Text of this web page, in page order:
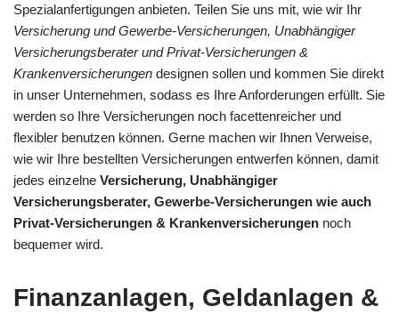
Spezialanfertigungen anbieten. Teilen Sie uns mit, wie wir Ihr
Versicherung und Gewerbe-Versicherungen, Unabhängiger
Versicherungsberater und Privat-Versicherungen &
Krankenversicherungen designen sollen und kommen Sie direkt
in unser Unternehmen, sodass es Ihre Anforderungen erfüllt. Sie
werden so Ihre Versicherungen noch facettenreicher und
flexibler benutzen können. Gerne machen wir Ihnen Verweise,
wie wir Ihre bestellten Versicherungen entwerfen können, damit
jedes einzelne Versicherung, Unabhängiger
Versicherungsberater, Gewerbe-Versicherungen wie auch
Privat-Versicherungen & Krankenversicherungen noch
bequemer wird.
Finanzanlagen, Geldanlagen &